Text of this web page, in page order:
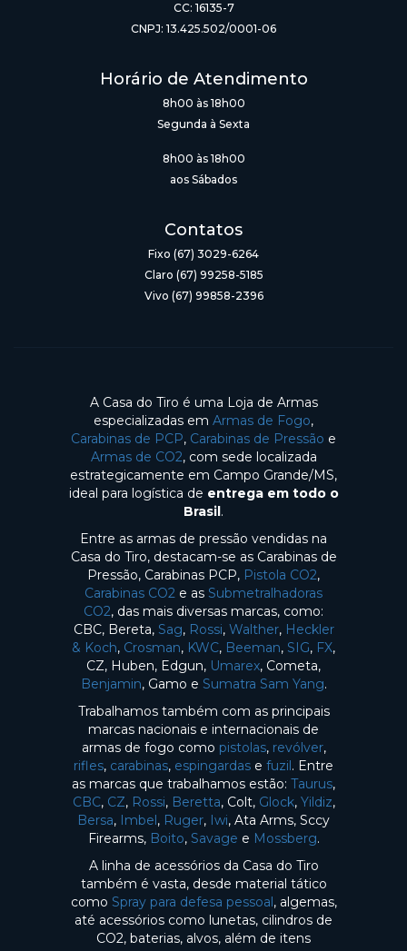
CC: 16135-7
CNPJ: 13.425.502/0001-06
Horário de Atendimento
8h00 às 18h00
Segunda à Sexta
8h00 às 18h00
aos Sábados
Contatos
Fixo (67) 3029-6264
Claro (67) 99258-5185
Vivo (67) 99858-2396
A Casa do Tiro é uma Loja de Armas
especializadas em Armas de Fogo,
Carabinas de PCP, Carabinas de Pressão e
Armas de CO2, com sede localizada
estrategicamente em Campo Grande/MS,
ideal para logística de entrega em todo o
Brasil.
Entre as armas de pressão vendidas na
Casa do Tiro, destacam-se as Carabinas de
Pressão, Carabinas PCP, Pistola CO2,
Carabinas CO2 e as Submetralhadoras
CO2, das mais diversas marcas, como:
CBC, Bereta, Sag, Rossi, Walther, Heckler
& Koch, Crosman, KWC, Beeman, SIG, FX,
CZ, Huben, Edgun, Umarex, Cometa,
Benjamin, Gamo e Sumatra Sam Yang.
Trabalhamos também com as principais
marcas nacionais e internacionais de
armas de fogo como pistolas, revólver,
rifles, carabinas, espingardas e fuzil. Entre
as marcas que trabalhamos estão: Taurus,
CBC, CZ, Rossi, Beretta, Colt, Glock, Yildiz,
Bersa, Imbel, Ruger, Iwi, Ata Arms, Sccy
Firearms, Boito, Savage e Mossberg.
A linha de acessórios da Casa do Tiro
também é vasta, desde material tático
como Spray para defesa pessoal, algemas,
até acessórios como lunetas, cilindros de
CO2, baterias, alvos, além de itens